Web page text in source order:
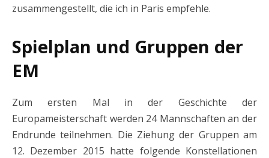
zusammengestellt, die ich in Paris empfehle.
Spielplan und Gruppen der
EM
Zum ersten Mal in der Geschichte der
Europameisterschaft werden 24 Mannschaften an der
Endrunde teilnehmen. Die Ziehung der Gruppen am
12. Dezember 2015 hatte folgende Konstellationen